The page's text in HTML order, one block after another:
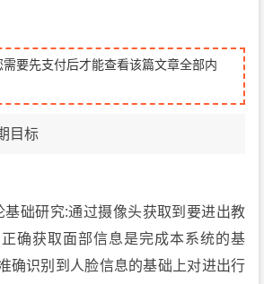
要先支付后才能查看该篇文章全部内
目标
基础研究:通过摄像头获取到要进出教
确获取面部信息是完成本系统的基
确识别到人脸信息的基础上对进出行